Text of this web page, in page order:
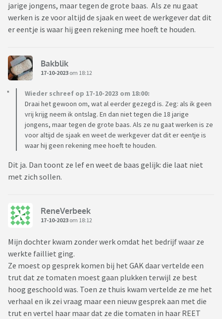
jarige jongens, maar tegen de grote baas. Als ze nu gaat
werken is ze voor altijd de sjaak en weet de werkgever dat dit
er eentje is waar hij geen rekening mee hoeft te houden.
Bakblik
17-10-2023 om 18:12
Wieder schreef op 17-10-2023 om 18:00:
Draai het gewoon om, wat al eerder gezegd is. Zeg: als ik geen
vrij krijg neem ik ontslag. En dan niet tegen die 18 jarige
jongens, maar tegen de grote baas. Als ze nu gaat werken is ze
voor altijd de sjaak en weet de werkgever dat dit er eentje is
waar hij geen rekening mee hoeft te houden.
Dit ja. Dan toont ze lef en weet de baas gelijk: die laat niet
met zich sollen.
ReneVerbeek
17-10-2023 om 18:12
Mijn dochter kwam zonder werk omdat het bedrijf waar ze
werkte failliet ging.
Ze moest op gesprek komen bij het GAK daar vertelde een
trut dat ze tomaten moest gaan plukken terwijl ze best
hoog geschoold was. Toen ze thuis kwam vertelde ze me het
verhaal en ik zei vraag maar een nieuw gesprek aan met die
trut en vertel haar maar dat ze die tomaten in haar REET